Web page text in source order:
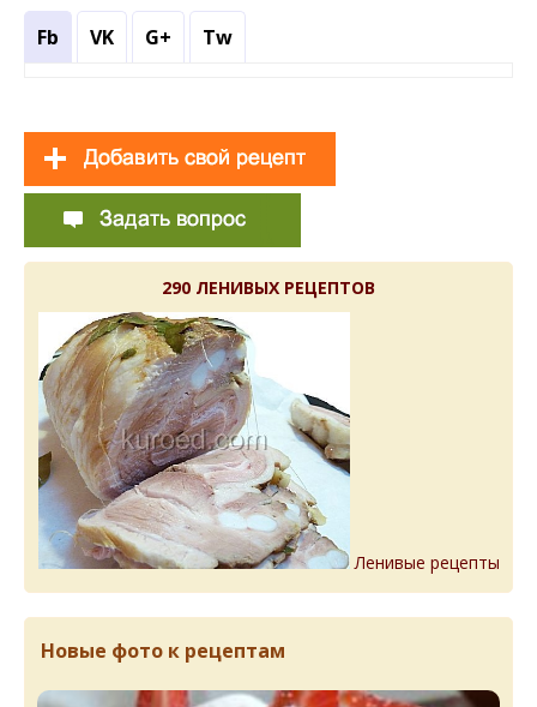
Fb VK G+ Tw
290 ЛЕНИВЫХ РЕЦЕПТОВ
Ленивые рецепты
Новые фото к рецептам